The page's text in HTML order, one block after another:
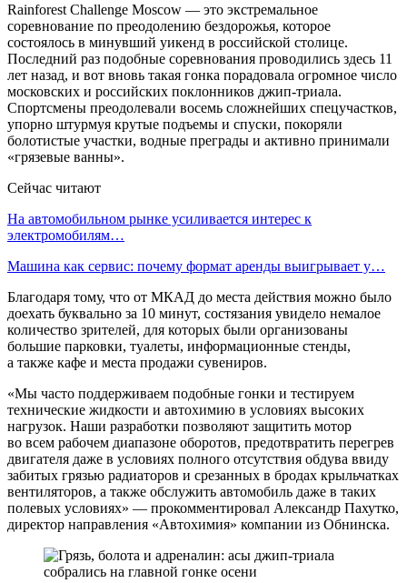
Rainforest Challenge Moscow — это экстремальное
соревнование по преодолению бездорожья, которое
состоялось в минувший уикенд в российской столице.
Последний раз подобные соревнования проводились здесь 11
лет назад, и вот вновь такая гонка порадовала огромное число
московских и российских поклонников джип-триала.
Спортсмены преодолевали восемь сложнейших спецучастков,
упорно штурмуя крутые подъемы и спуски, покоряли
болотистые участки, водные преграды и активно принимали
«грязевые ванны».
Сейчас читают
На автомобильном рынке усиливается интерес к
электромобилям…
Машина как сервис: почему формат аренды выигрывает у…
Благодаря тому, что от МКАД до места действия можно было
доехать буквально за 10 минут, состязания увидело немалое
количество зрителей, для которых были организованы
большие парковки, туалеты, информационные стенды,
а также кафе и места продажи сувениров.
«Мы часто поддерживаем подобные гонки и тестируем
технические жидкости и автохимию в условиях высоких
нагрузок. Наши разработки позволяют защитить мотор
во всем рабочем диапазоне оборотов, предотвратить перегрев
двигателя даже в условиях полного отсутствия обдува ввиду
забитых грязью радиаторов и срезанных в бродах крыльчатках
вентиляторов, а также обслужить автомобиль даже в таких
полевых условиях» — прокомментировал Александр Пахутко,
директор направления «Автохимия» компании из Обнинска.